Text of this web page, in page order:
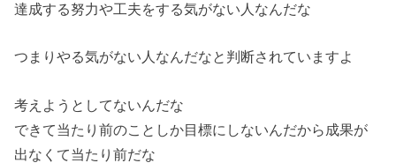
達成する努力や工夫をする気がない人なんだな
つまりやる気がない人なんだなと判断されていますよ
考えようとしてないんだな
できて当たり前のことしか目標にしないんだから成果が
出なくて当たり前だな